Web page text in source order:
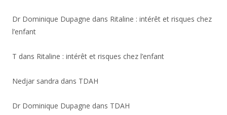
Dr Dominique Dupagne dans Ritaline : intérêt et risques chez
l’enfant
T dans Ritaline : intérêt et risques chez l’enfant
Nedjar sandra dans TDAH
Dr Dominique Dupagne dans TDAH